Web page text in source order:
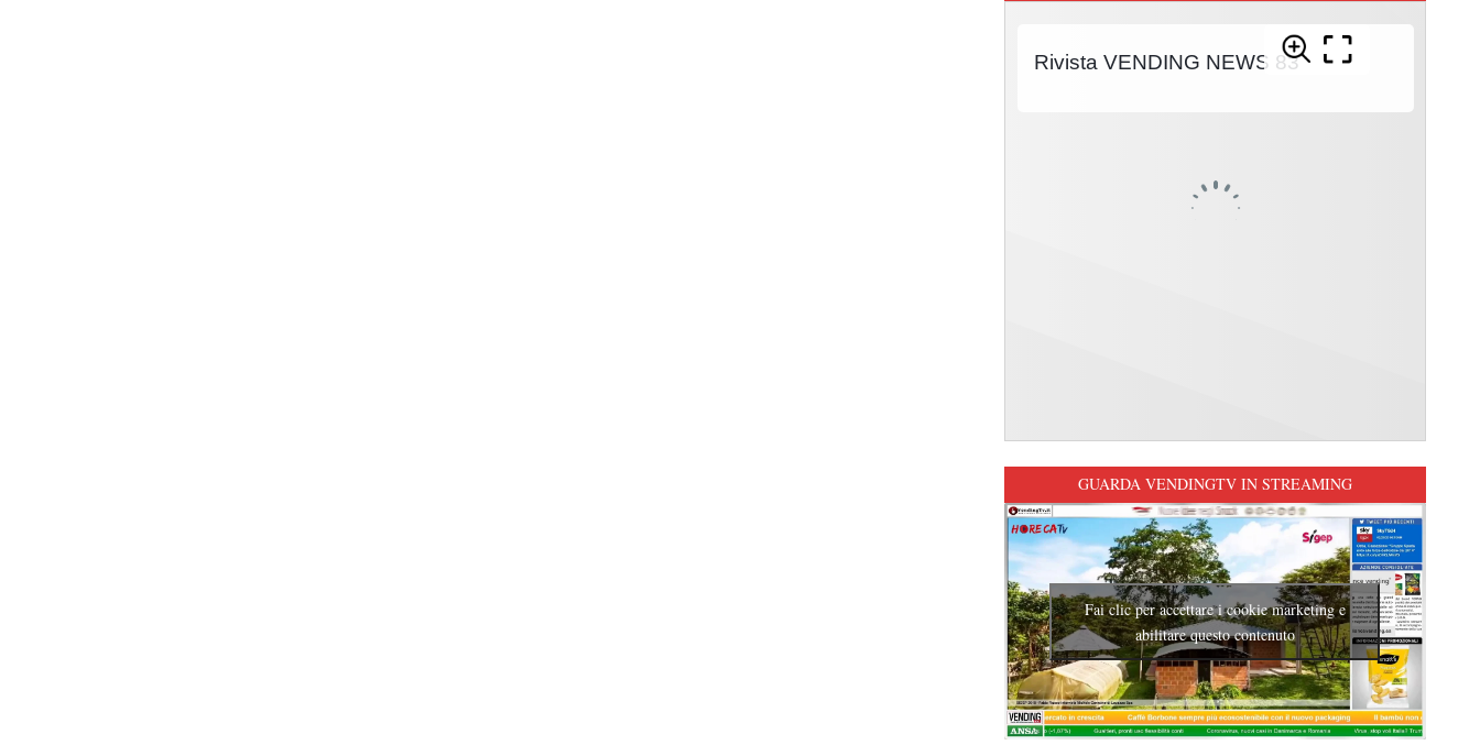
GUARDA VENDINGTV IN STREAMING
Fai clic per accettare i cookie marketing e
abilitare questo contenuto